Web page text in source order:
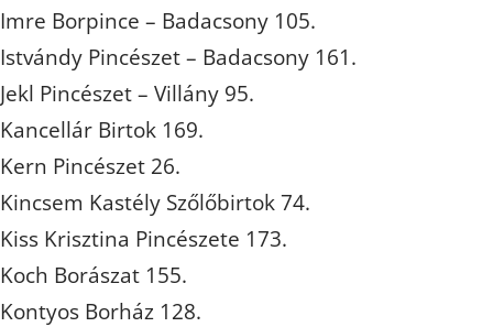
Imre Borpince – Badacsony 105.
Istvándy Pincészet – Badacsony 161.
Jekl Pincészet – Villány 95.
Kancellár Birtok 169.
Kern Pincészet 26.
Kincsem Kastély Szőlőbirtok 74.
Kiss Krisztina Pincészete 173.
Koch Borászat 155.
Kontyos Borház 128.